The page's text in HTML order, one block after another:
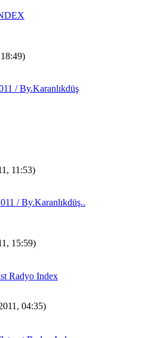
/ By.Karanlıkdüş
11:53)
/ By.Karanlıkdüş..
15:59)
Radyo Index
04:35)